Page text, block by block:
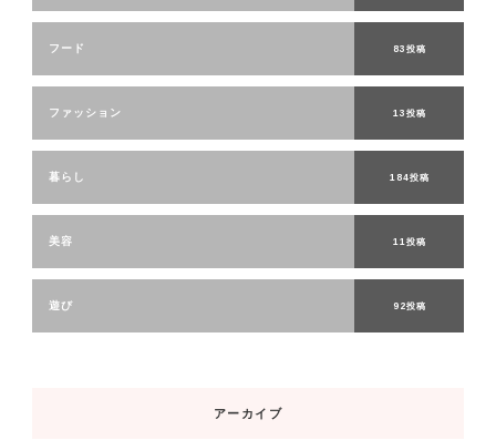
フード 83投稿
ファッション 13投稿
暮らし 184投稿
美容 11投稿
遊び 92投稿
アーカイブ